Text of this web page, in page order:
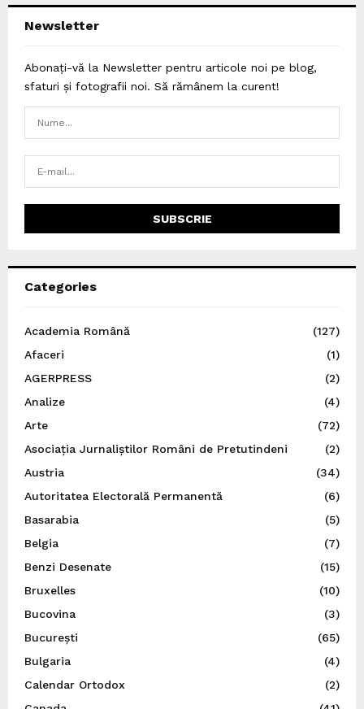
Newsletter
Abonați-vă la Newsletter pentru articole noi pe blog,
sfaturi și fotografii noi. Să rămânem la curent!
Categories
Academia Română
(127)
Afaceri
(1)
AGERPRESS
(2)
Analize
(4)
Arte
(72)
Asociația Jurnaliștilor Români de Pretutindeni
(2)
Austria
(34)
Autoritatea Electorală Permanentă
(6)
Basarabia
(5)
Belgia
(7)
Benzi Desenate
(15)
Bruxelles
(10)
Bucovina
(3)
București
(65)
Bulgaria
(4)
Calendar Ortodox
(2)